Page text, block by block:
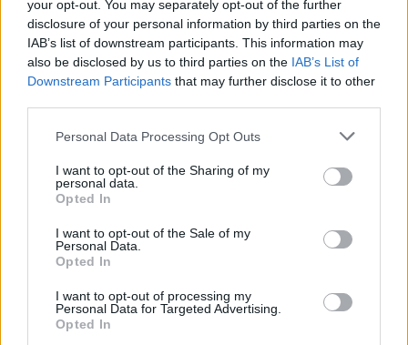
your opt-out. You may separately opt-out of the further
disclosure of your personal information by third parties on the
IAB’s list of downstream participants. This information may
also be disclosed by us to third parties on the IAB’s List of
Downstream Participants that may further disclose it to other
Personal Data Processing Opt Outs
I want to opt-out of the Sharing of my
personal data.
Opted In
I want to opt-out of the Sale of my
Personal Data.
Opted In
I want to opt-out of processing my
Personal Data for Targeted Advertising.
Opted In
de commencer par de faibles doses.
Intégrer la mélisse à une routine du soir, en évitant les écrans, en
utilisant une lumière douce et en privilégiant des activités calmes,
Article précédent
Tendance TikTok :
pourquoi tout le monde
avale de l’huile d’olive le
maladie rare du cerveau